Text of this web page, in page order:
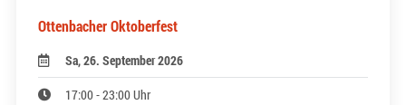
Ottenbacher Oktoberfest
Sa, 26. September 2026
17:00 - 23:00 Uhr